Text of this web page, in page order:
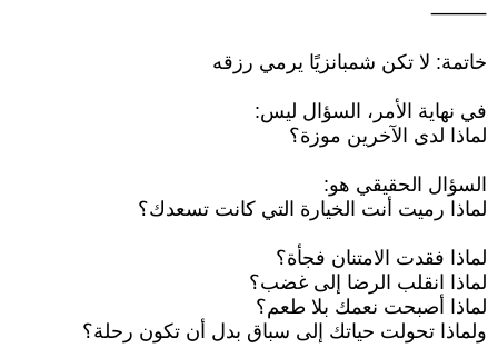
⸻
خاتمة: لا تكن شمبانزيًا يرمي رزقه
في نهاية الأمر، السؤال ليس:
لماذا لدى الآخرين موزة؟
السؤال الحقيقي هو:
لماذا رميت أنت الخيارة التي كانت تسعدك؟
لماذا فقدت الامتنان فجأة؟
لماذا انقلب الرضا إلى غضب؟
لماذا أصبحت نعمك بلا طعم؟
ولماذا تحولت حياتك إلى سباق بدل أن تكون رحلة؟